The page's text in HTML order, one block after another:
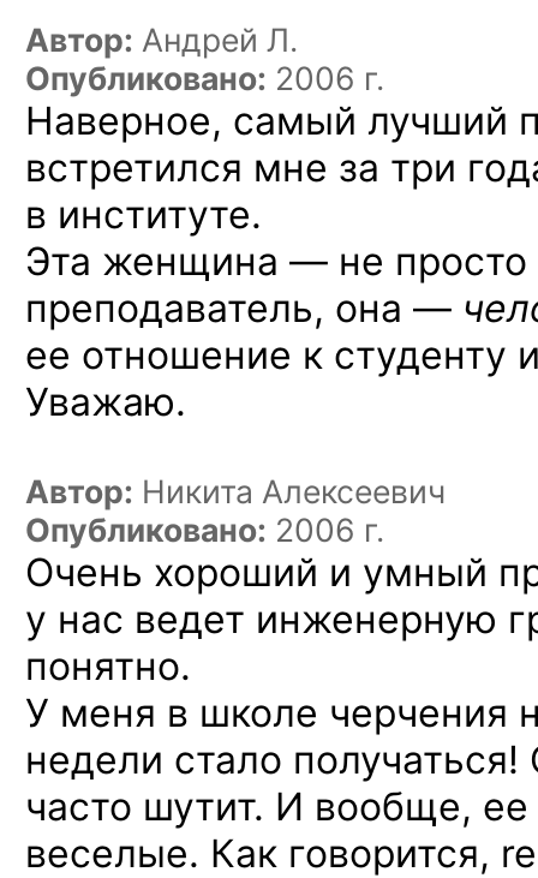
Автор: Андрей Л.
Опубликовано: 2006 г.
Наверное, самый лучший
встретился мне за три
в институте.
Эта женщина — не просто
преподаватель, она —
ее отношение к студенту
Уважаю.
Автор: Никита Алексеевич
Опубликовано: 2006 г.
Очень хороший и умный
у нас ведет инженерную
понятно.
У меня в школе черчения
недели стало
часто шутит. И вообще,
веселые. Как говорится,